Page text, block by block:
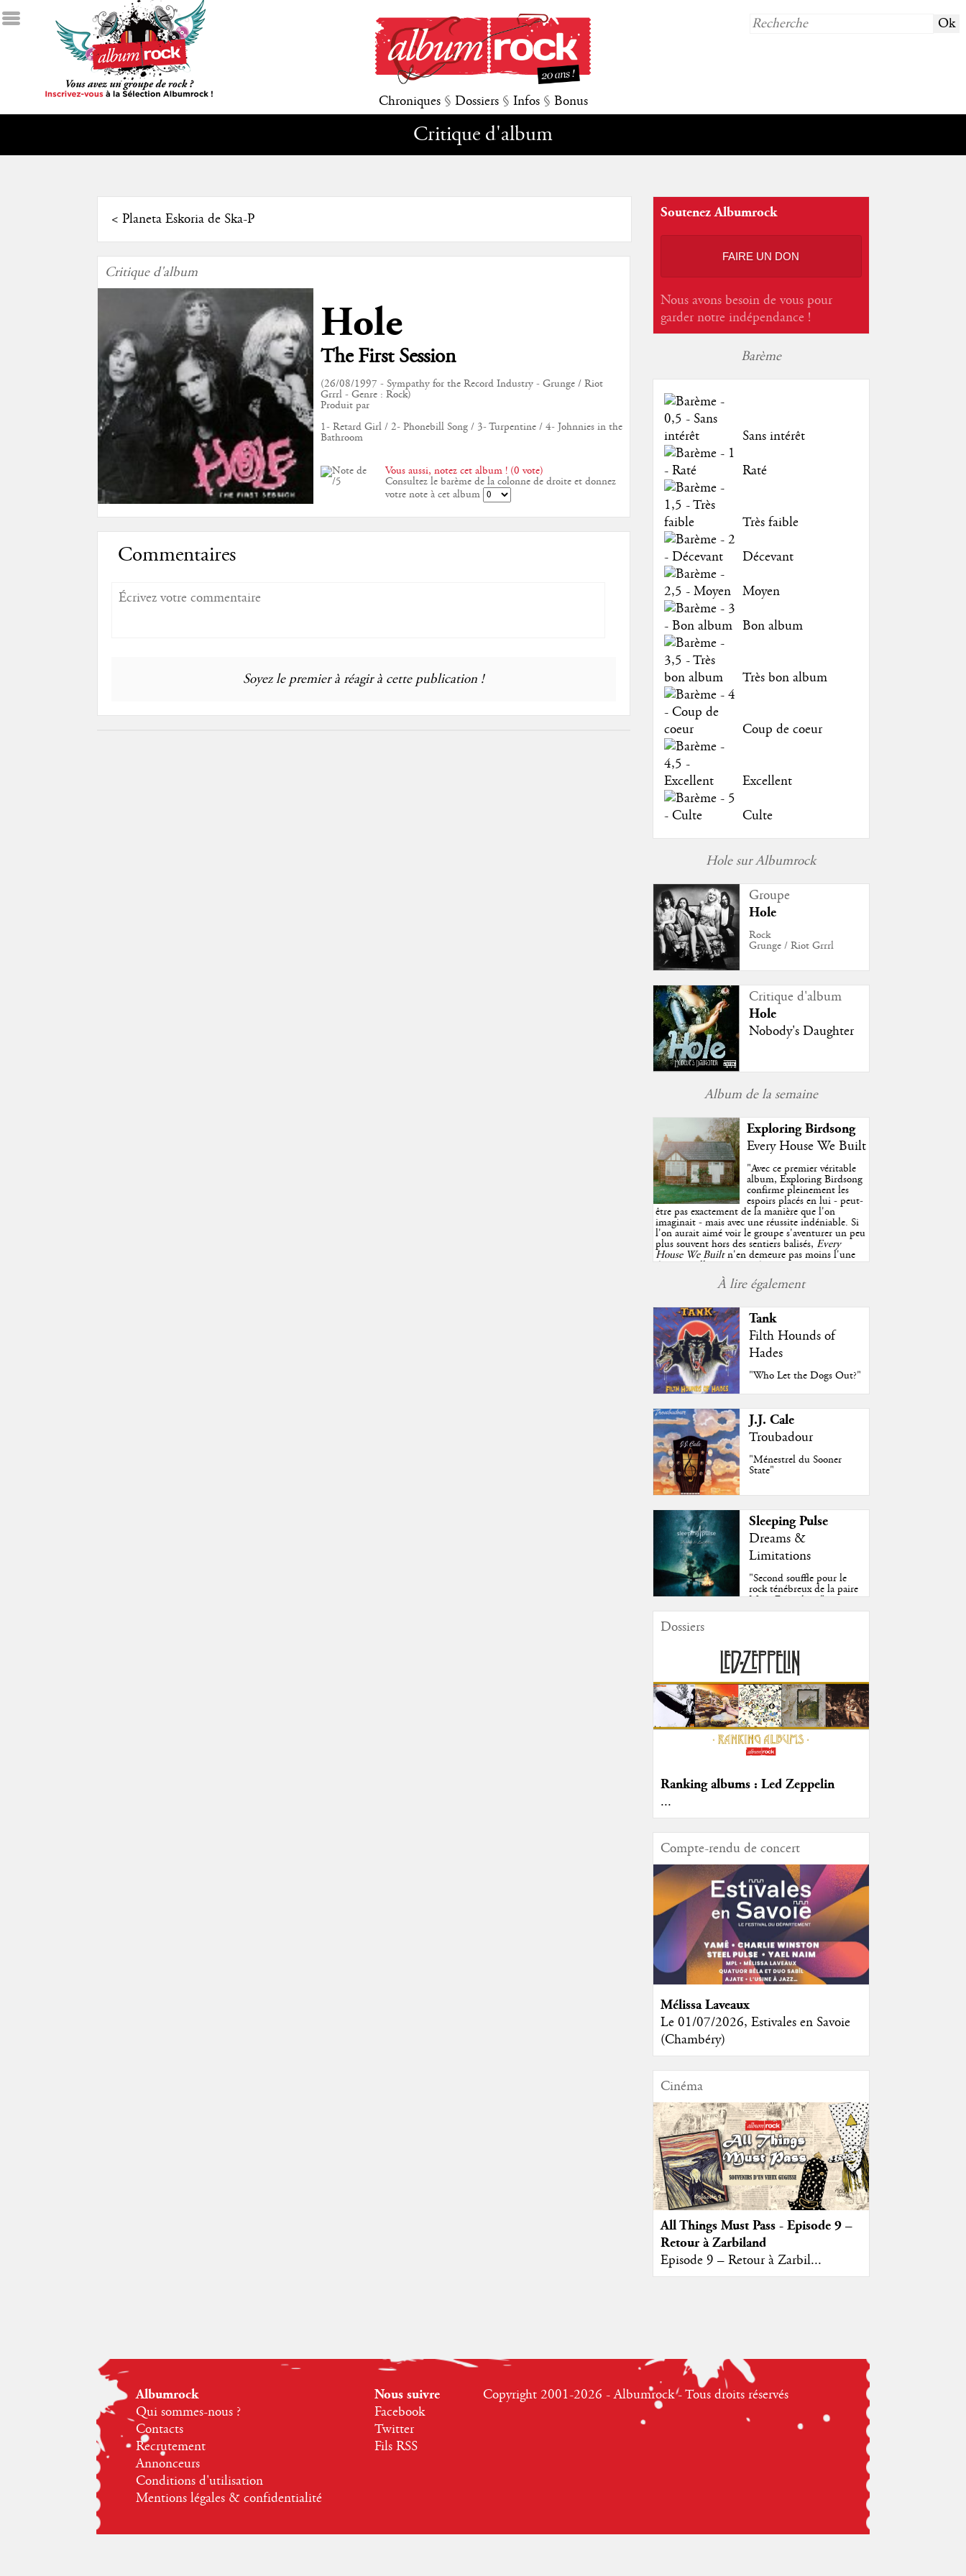
Chroniques § Dossiers § Infos § Bonus
Critique d'album
< Planeta Eskoria de Ska-P
Critique d'album
Hole
The First Session
(26/08/1997 - Sympathy for the Record Industry - Grunge / Riot
Grrrl - Genre : Rock)
Produit par
1- Retard Girl / 2- Phonebill Song / 3- Turpentine / 4- Johnnies in the
Bathroom
Vous aussi, notez cet album ! (0 vote)
Consultez le barème de la colonne de droite et donnez
votre note à cet album
Commentaires
Soyez le premier à réagir à cette publication !
Soutenez Albumrock
FAIRE UN DON
Nous avons besoin de vous pour
garder notre indépendance !
Barème
Sans intérêt
Raté
Très faible
Décevant
Moyen
Bon album
Très bon album
Coup de coeur
Excellent
Culte
Hole sur Albumrock
Groupe
Hole
Rock
Grunge / Riot Grrrl
Critique d'album
Hole
Nobody's Daughter
Album de la semaine
Exploring Birdsong
Every House We Built
"Avec ce premier véritable
album, Exploring Birdsong
confirme pleinement les
espoirs placés en lui - peut-
être pas exactement de la manière que l'on
imaginait - mais avec une réussite indéniable. Si
l'on aurait aimé voir le groupe s'aventurer un peu
plus souvent hors des sentiers balisés,Every
House We Builtn'en demeure pas moins l'une
des très belles surprises de cette année, porté par
plusieurs morceaux qui trouveront sans difficulté
une place de choix dans vos playlists estivales.
À lire également
Tank
Filth Hounds of
Hades
"Who Let the Dogs Out?"
J.J. Cale
Troubadour
"Ménestrel du Sooner
State"
Sleeping Pulse
Dreams &
Limitations
"Second souffle pour le
rock ténébreux de la paire
Moss-Fazendeiro"
Dossiers
Ranking albums : Led Zeppelin
...
Compte-rendu de concert
Mélissa Laveaux
Le 01/07/2026, Estivales en Savoie
(Chambéry)
Cinéma
All Things Must Pass - Episode 9 –
Retour à Zarbiland
Episode 9 – Retour à Zarbil...
Albumrock
Qui sommes-nous ?
Contacts
Recrutement
Annonceurs
Conditions d'utilisation
Mentions légales & confidentialité
Nous suivre
Facebook
Twitter
Fils RSS
Copyright 2001-2026 - Albumrock - Tous droits réservés